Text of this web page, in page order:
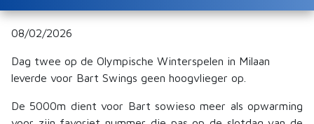
08/02/2026
Dag twee op de Olympische Winterspelen in Milaan
leverde voor Bart Swings geen hoogvlieger op.
De 5000m dient voor Bart sowieso meer als opwarming